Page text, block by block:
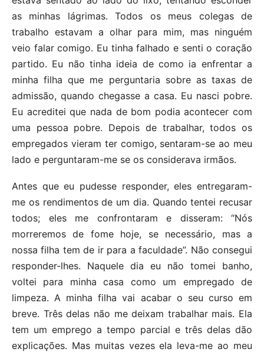
as minhas lágrimas. Todos os meus colegas de
trabalho estavam a olhar para mim, mas ninguém
veio falar comigo. Eu tinha falhado e senti o coração
partido. Eu não tinha ideia de como ia enfrentar a
minha filha que me perguntaria sobre as taxas de
admissão, quando chegasse a casa. Eu nasci pobre.
Eu acreditei que nada de bom podia acontecer com
uma pessoa pobre. Depois de trabalhar, todos os
empregados vieram ter comigo, sentaram-se ao meu
lado e perguntaram-me se os considerava irmãos.
Antes que eu pudesse responder, eles entregaram-
me os rendimentos de um dia. Quando tentei recusar
todos; eles me confrontaram e disseram: “Nós
morreremos de fome hoje, se necessário, mas a
nossa filha tem de ir para a faculdade”. Não consegui
responder-lhes. Naquele dia eu não tomei banho,
voltei para minha casa como um empregado de
limpeza. A minha filha vai acabar o seu curso em
breve. Três delas não me deixam trabalhar mais. Ela
tem um emprego a tempo parcial e três delas dão
explicações. Mas muitas vezes ela leva-me ao meu